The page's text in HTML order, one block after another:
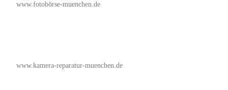
www.fotobörse-muenchen.de
www.kamera-reparatur-muenchen.de